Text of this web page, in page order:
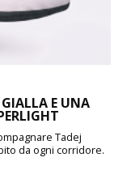
E UNA
Tadej
da ogni corridore.